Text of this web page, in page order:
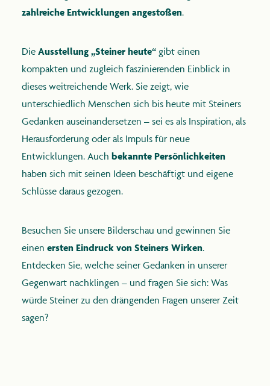
zahlreiche Entwicklungen angestoßen.
Die Ausstellung „Steiner heute“ gibt einen
kompakten und zugleich faszinierenden Einblick in
dieses weitreichende Werk. Sie zeigt, wie
unterschiedlich Menschen sich bis heute mit Steiners
Gedanken auseinandersetzen – sei es als Inspiration, als
Herausforderung oder als Impuls für neue
Entwicklungen. Auch bekannte Persönlichkeiten
haben sich mit seinen Ideen beschäftigt und eigene
Schlüsse daraus gezogen.
Besuchen Sie unsere Bilderschau und gewinnen Sie
einen ersten Eindruck von Steiners Wirken.
Entdecken Sie, welche seiner Gedanken in unserer
Gegenwart nachklingen – und fragen Sie sich: Was
würde Steiner zu den drängenden Fragen unserer Zeit
sagen?